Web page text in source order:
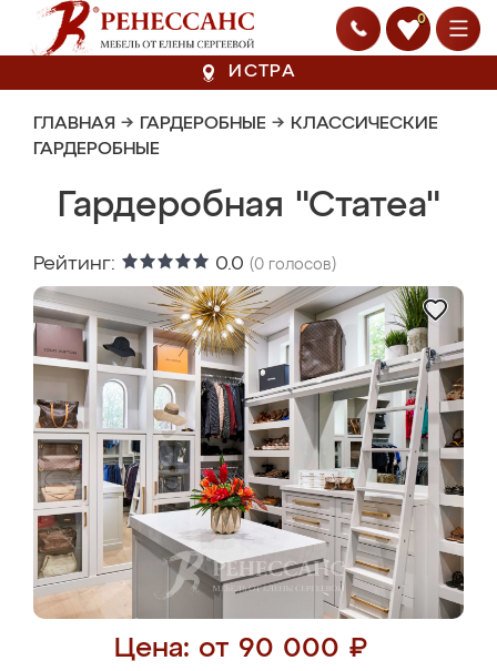
0
ИСТРА
ГЛАВНАЯ → ГАРДЕРОБНЫЕ → КЛАССИЧЕСКИЕ
ГАРДЕРОБНЫЕ
Гардеробная "Статеа"
Рейтинг: 0.0 (0 голосов)
Цена: от 90 000 ₽